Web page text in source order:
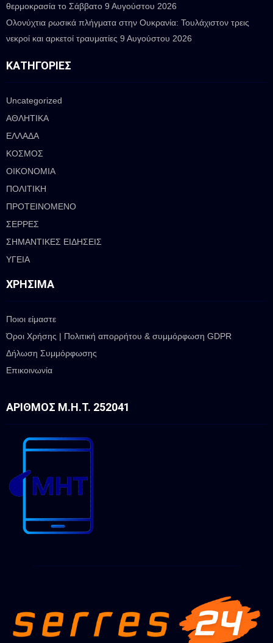
θερμοκρασία το Σάββατο 9 Αυγούστου 2026
Ολονύχτια ρωσικά πλήγματα στην Ουκρανία: Τουλάχιστον τρεις
νεκροί και αρκετοί τραυματίες 9 Αυγούστου 2026
ΚΑΤΗΓΟΡΊΕΣ
Uncategorized
ΑΘΛΗΤΙΚΑ
ΕΛΛΑΔΑ
ΚΟΣΜΟΣ
ΟΙΚΟΝΟΜΙΑ
ΠΟΛΙΤΙΚΗ
ΠΡΟΤΕΙΝΟΜΕΝΟ
ΣΕΡΡΕΣ
ΣΗΜΑΝΤΙΚΕΣ ΕΙΔΗΣΕΙΣ
ΥΓΕΙΑ
ΧΡΉΣΙΜΑ
Ποιοι είμαστε
Όροι Χρήσης | Πολιτική απορρήτου & συμμόρφωση GDPR
Δήλωση Συμμόρφωσης
Επικοινωνία
ΑΡΙΘΜΌΣ Μ.Η.Τ. 252041